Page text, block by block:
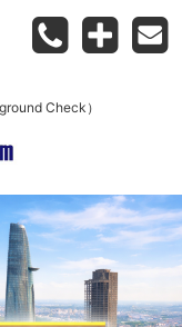
Check）